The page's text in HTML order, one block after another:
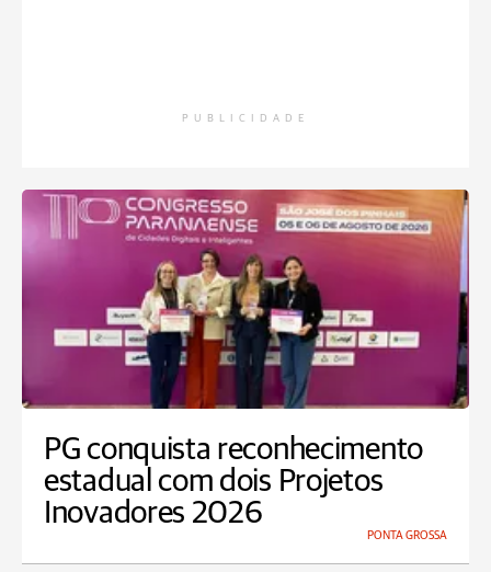
PUBLICIDADE
PG conquista reconhecimento
estadual com dois Projetos
Inovadores 2026
PONTA GROSSA